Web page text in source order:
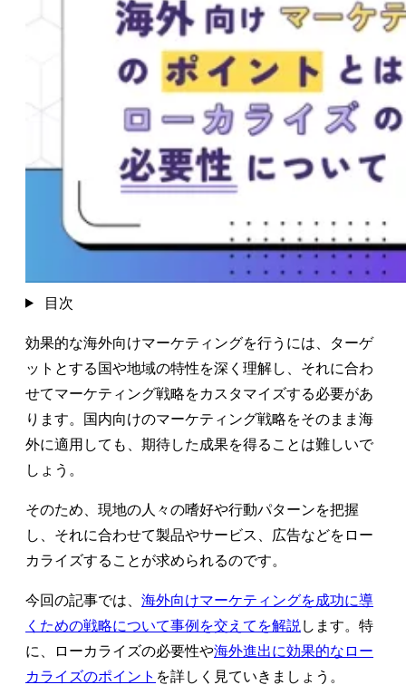
目次
効果的な海外向けマーケティングを行うには、ターゲ
ットとする国や地域の特性を深く理解し、それに合わ
せてマーケティング戦略をカスタマイズする必要があ
ります。国内向けのマーケティング戦略をそのまま海
外に適用しても、期待した成果を得ることは難しいで
しょう。
そのため、現地の人々の嗜好や行動パターンを把握
し、それに合わせて製品やサービス、広告などをロー
カライズすることが求められるのです。
今回の記事では、 海外向けマーケティングを成功に導
くための戦略について事例を交えてを解説 します。特
に、ローカライズの必要性や海外進出に効果的なロー
カライズのポイント を詳しく見ていきましょう。